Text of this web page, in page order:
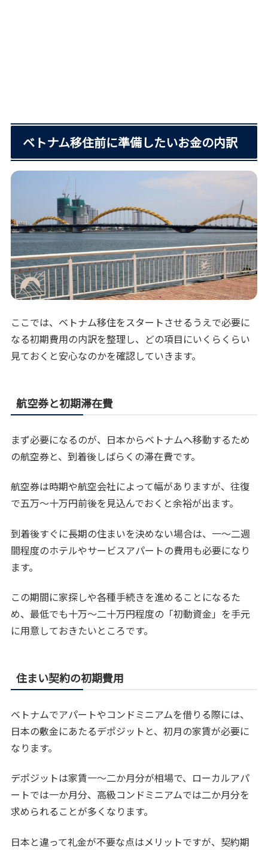
ベトナム移住前に準備したいお金の内訳
ここでは、ベトナム移住をスタートさせるうえで必要に
なる初期費用の内訳を整理し、どの項目にいくらくらい
見ておくと安心なのかを確認していきます。
航空券と初期滞在費
まず必要になるのが、日本からベトナムへ移動するため
の航空券と、到着後しばらくの滞在費です。
航空券は時期や航空会社によって幅がありますが、往復
で五万〜十万円前後を見込んでおくと余裕が出ます。
到着後すぐに長期の住まいを決めない場合は、一〜二週
間程度のホテルやサービスアパートの費用も必要になり
ます。
この期間に家探しや各種手続きを進めることになるた
め、最低でも十万〜二十万円程度の「初動資金」を手元
に用意しておきたいところです。
住まい契約の初期費用
ベトナムでアパートやコンドミニアムを借りる際には、
日本の敷金にあたるデポジットと、初月の家賃が必要に
なります。
デポジットは家賃一〜二か月分が相場で、ローカルアパ
ートでは一か月分、高級コンドミニアムでは二か月分を
求められることが多くなります。
日本と違って礼金が不要な点はメリットですが、契約期